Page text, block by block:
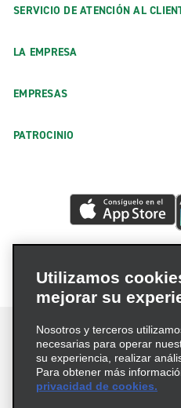
SERVICIO DE ATENCIÓN AL
LA EMPRESA
EMPRESAS
PATROCINIO
Términos de uso
Utilizamos
mejorar su
Nosotros y terceros
necesarias para operar
su experiencia, realizar
Para obtener más
privacidad de cookies.